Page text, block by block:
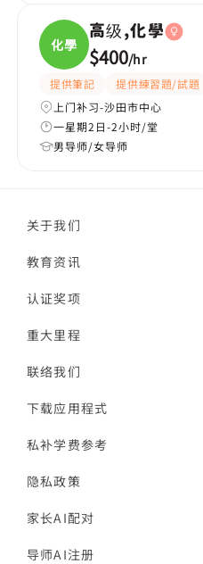
化學
高级,化學
$400/hr
提供筆記 提供練習題/試題
上门补习-沙田市中心
一星期2日-2小时/堂
男导师/女导师
关于我们
教育资讯
认证奖项
重大里程
联络我们
下载应用程式
私补学费参考
隐私政策
家长AI配对
导师AI注册